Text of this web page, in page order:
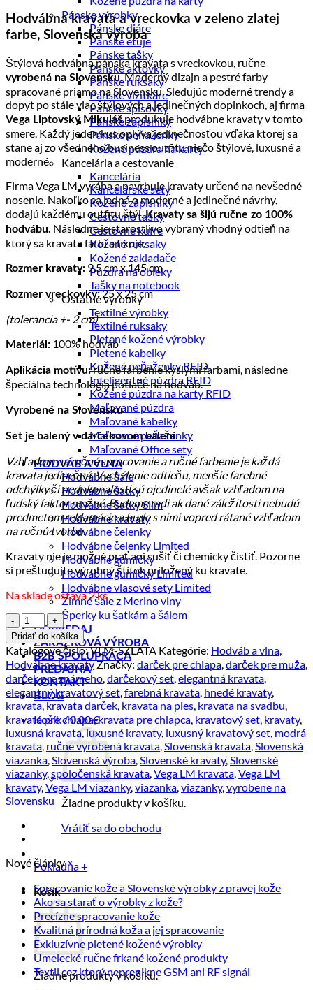
Pánske výrobky
Pánske diáre
Pánske etuje
Pánske tašky
Pánske aktovky
Pánske ruksaky
Pánske vizitkáre
Pánske spisovky
Pánske zápisníky
Pánske peňaženky
Kožené púzdra na karty
Kancelária a cestovanie
Kancelária
Kancelárske sety
Kožené zápisníky
Cestovné tašky
Cestovné kufre
Kožené ruksaky
Kožené zakladače
Púzdra na obleky
Tašky na notebook
Ostatné výrobky
Textilné výrobky
Textilné ruksaky
Pletené kožené výrobky
Pletené kabelky
Kožené peňaženky RFID
Inteligentné púzdra RFID
Kožené púzdra na karty RFID
Maľované púzdra
Maľované kabelky
Maľované peňaženky
Maľované Office sety
HODVÁB A VLNA
Hodvábne šále
Hodvábne šatky
Hodvábne šatky Slim
Hodvábne kravaty
Hodvábne čelenky
Hodvábne čelenky Limited
Hodvábne gumičky
Hodvábne gumičky Limited
Hodvábne vlasové sety Limited
Zimné šále z Merino vlny
Šperky ku šatkám a šálom
DOPREDAJ
ZÁKAZKOVÁ VÝROBA
B2B SPOLUPRÁCA
PREDAJŇA
KONTAKT
BLOG
Košík /0.00€
Žiadne produkty v košíku.
Vrátiť sa do obchodu
Pokladňa+
Košík
Žiadne produkty v košíku.
Hodvábna kravata a vreckovka v zeleno zlatej
farbe, Slovenská výroba
Štýlová hodvábna pánska kravata s vreckovkou, ručne
vyrobená na Slovensku. Moderný dizajn a pestré farby
spracované priamo na Slovensku. Sledujúc moderné trendy a
dopyt po stále viac štýlových a jedinečných doplnkoch, aj firma
Vega Liptovský Mikulášprodukuje hodvábne kravaty v tomto
smere. Každý jeden kus oplýva jedinečnosťou vďaka ktorej sa
stane aj zo všedného business outfitu niečo štýlové, luxusné a
moderné.
Firma Vega LM vyrába a navrhuje kravaty určené na nevšedné
nosenie. Nakoľko sa jedná o moderné a jedinečné návrhy,
dodajú každému outfitu štýl.Kravaty sa šijú ručne zo 100%
hodvábu. Následne je starostlivo vybraný vhodný odtieň na
ktorý sa kravata farbí a fixuje.
Rozmer kravaty: 9,5 cm x 145 cm
Rozmer vreckovky:25 x 25 cm
(tolerancia +- 2 cm)
Materiál: 100% hodváb
Aplikácia motívu:ručné farbenie kyslými farbami, následne
špeciálna technológia potlače na hodváb.
Vyrobené na Slovensku
Set je balený v darčekovom balení.
Vzhľadom na ručné spracovanie a ručné farbenie je každá
kravata jedinečná. Vychýlenie odtieňu, menšie farebné
odchýlky či nedokonalosti sú ojedinelé avšak vzhľadom na
ľudský faktor možné. Budeme radi ak dané záležitosti nebudú
predmetom reklamácie a bude s nimi vopred rátané vzhľadom
na ručnú tvorbu.
Kravaty nie je možné prať ani sušiť či chemicky čistiť. Pozorne
si preštudujte výrobný štítok priložený ku kravate.
Na sklade ostáva 2 ks
množstvo
Hodvábna
kravata
+
vreckovka
v
zeleno
zlatej
farbe,
Slovenská
výroba
Pridať do košíka
Katalógové číslo:VLM-SZLATA Kategórie: Hodváb a vlna,
Hodvábne kravatyZnačky: darček pre chlapa,darček pre muža,
darček pre známeho,darčekový set,elegantná kravata,
elegantný kravatový set,farebná kravata, hnedé kravaty,
kravata, kravata darček, kravata na ples, kravata na svadbu,
kravata pre chlapa,kravata pre chlapca, kravatový set, kravaty,
luxusná kravata,luxusné kravaty, luxusný kravatový set, modrá
kravata, ručne vyrobená kravata,Slovenská kravata,Slovenská
viazanka,Slovenská výroba,Slovenské kravaty,Slovenské
viazanky,spoločenská kravata,Vega LM kravata,Vega LM
kravaty,Vega LM viazanky,viazanka,viazanky,vyrobene na
Slovensku
Nové články
Spracovanie kože a Slovenské výrobky z pravej kožeŽiadne
Ako sa starať o výrobky z kože?Žiadne
na
Ako
sa
starať
o
Precízne spracovanie kožeŽiadne
komentáre
na
Precízne
spracovanie
kože
Kvalitná prírodná koža a jej spracovanieŽiadne
na
Kvalitná
prírodná
Exkluzívne pletené kožené výrobkyŽiadne
komentáre
na
Umelecké ručne frkané kožené produktyŽiadne
komentáre
Textil cez ktorý neprenikne GSM ani RF signál